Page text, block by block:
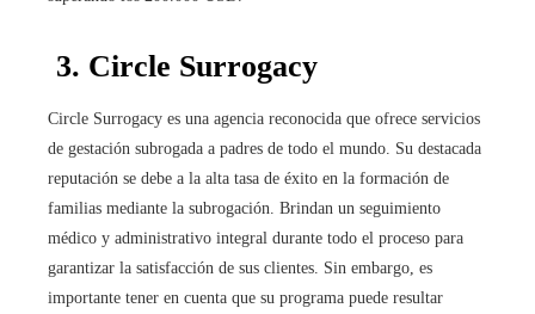
3. Circle Surrogacy
Circle Surrogacy es una agencia reconocida que ofrece servicios
de gestación subrogada a padres de todo el mundo. Su destacada
reputación se debe a la alta tasa de éxito en la formación de
familias mediante la subrogación. Brindan un seguimiento
médico y administrativo integral durante todo el proceso para
garantizar la satisfacción de sus clientes. Sin embargo, es
importante tener en cuenta que su programa puede resultar